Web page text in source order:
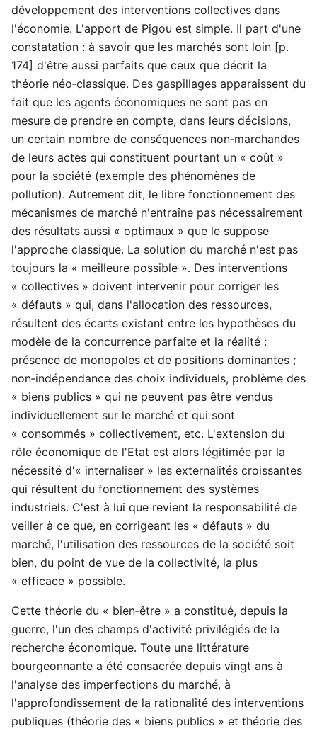
développement des interventions collectives dans
l'économie. L'apport de Pigou est simple. Il part d'une
constatation : à savoir que les marchés sont loin [p.
174] d'être aussi parfaits que ceux que décrit la
théorie néo‑classique. Des gaspillages apparaissent du
fait que les agents économiques ne sont pas en
mesure de prendre en compte, dans leurs décisions,
un certain nombre de conséquences non‑marchandes
de leurs actes qui constituent pourtant un « coût »
pour la société (exemple des phénomènes de
pollution). Autrement dit, le libre fonctionnement des
mécanismes de marché n'entraîne pas nécessairement
des résultats aussi « optimaux » que le suppose
l'approche classique. La solution du marché n'est pas
toujours la « meilleure possible ». Des interventions
« collectives » doivent intervenir pour corriger les
« défauts » qui, dans l'allocation des ressources,
résultent des écarts existant entre les hypothèses du
modèle de la concurrence parfaite et la réalité :
présence de monopoles et de positions dominantes ;
non‑indépendance des choix individuels, problème des
« biens publics » qui ne peuvent pas être vendus
individuellement sur le marché et qui sont
« consommés » collectivement, etc. L'extension du
rôle économique de l'Etat est alors légitimée par la
nécessité d'« internaliser » les externalités croissantes
qui résultent du fonctionnement des systèmes
industriels. C'est à lui que revient la responsabilité de
veiller à ce que, en corrigeant les « défauts » du
marché, l'utilisation des ressources de la société soit
bien, du point de vue de la collectivité, la plus
« efficace » possible.
Cette théorie du « bien‑être » a constitué, depuis la
guerre, l'un des champs d'activité privilégiés de la
recherche économique. Toute une littérature
bourgeonnante a été consacrée depuis vingt ans à
l'analyse des imperfections du marché, à
l'approfondissement de la rationalité des interventions
publiques (théorie des « biens publics » et théorie des